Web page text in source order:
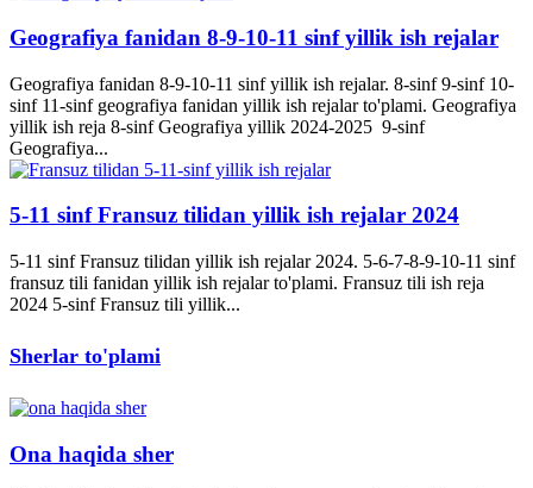
Geografiya fanidan 8-9-10-11 sinf yillik ish rejalar
Geografiya fanidan 8-9-10-11 sinf yillik ish rejalar. 8-sinf 9-sinf 10-
sinf 11-sinf geografiya fanidan yillik ish rejalar to'plami. Geografiya
yillik ish reja 8-sinf Geografiya yillik 2024-2025 9-sinf
Geografiya...
5-11 sinf Fransuz tilidan yillik ish rejalar 2024
5-11 sinf Fransuz tilidan yillik ish rejalar 2024. 5-6-7-8-9-10-11 sinf
fransuz tili fanidan yillik ish rejalar to'plami. Fransuz tili ish reja
2024 5-sinf Fransuz tili yillik...
Sherlar to'plami
Ona haqida sher